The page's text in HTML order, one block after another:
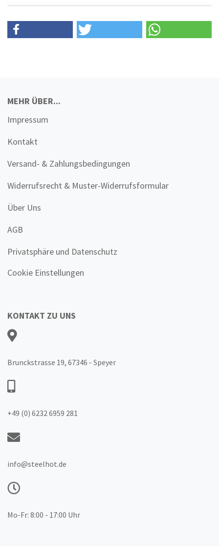
MEHR ÜBER...
Impressum
Kontakt
Versand- & Zahlungsbedingungen
Widerrufsrecht & Muster-Widerrufsformular
Über Uns
AGB
Privatsphäre und Datenschutz
Cookie Einstellungen
KONTAKT ZU UNS
Brunckstrasse 19, 67346 - Speyer
+49 (0) 6232 6959 281
info@steelhot.de
Mo-Fr: 8:00 - 17:00 Uhr